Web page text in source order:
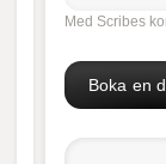
Med Scribes
Boka en